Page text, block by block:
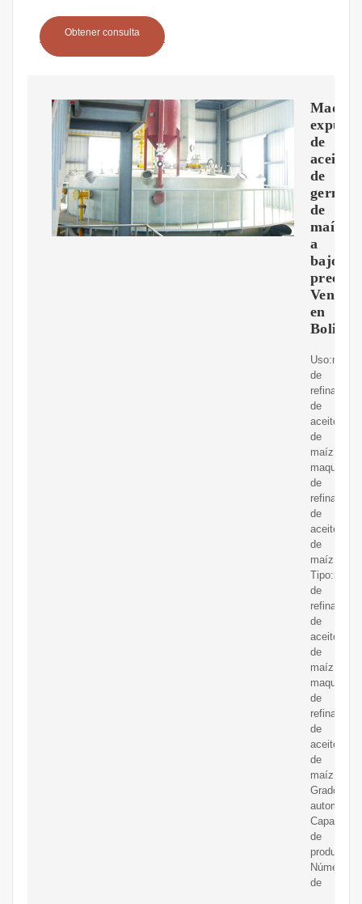
Obtener consulta
de
aceite
de
germen
de
maíz
a
bajo
precio
en
Bolivia
de
refinación
de
aceite
de
maíz,
maquinaria
de
refinación
de
aceite
de
maíz
de
refinación
de
aceite
de
maíz,
maquinaria
de
refinación
de
aceite
de
maíz
Grado
Capacidad
de
Número
de